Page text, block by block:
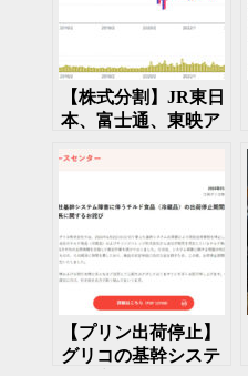
【株式分割】JR東日
本、富士通、東映ア
を発表
【プリン出荷停止】
グリコの基幹システ